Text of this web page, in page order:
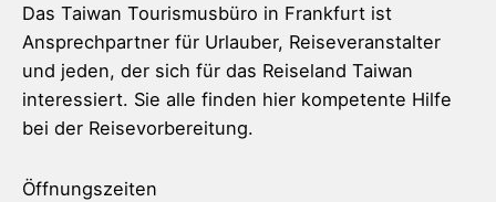
Das Taiwan Tourismusbüro in Frankfurt ist
Ansprechpartner für Urlauber, Reiseveranstalter
und jeden, der sich für das Reiseland Taiwan
interessiert. Sie alle finden hier kompetente Hilfe
bei der Reisevorbereitung.
Öffnungszeiten